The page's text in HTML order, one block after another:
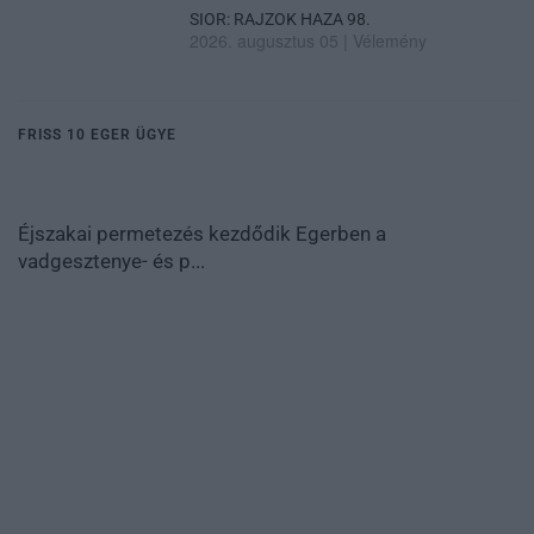
SIOR: RAJZOK HAZA 98.
2026. augusztus 05 Vélemény
FRISS 10 EGER ÜGYE
Éjszakai permetezés kezdődik Egerben a
vadgesztenye- és p...